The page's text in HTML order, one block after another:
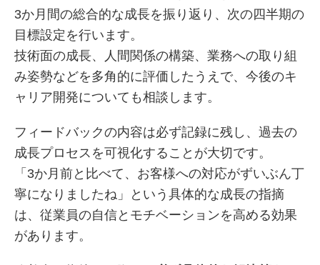
3か月間の総合的な成長を振り返り、次の四半期の
目標設定を行います。
技術面の成長、人間関係の構築、業務への取り組
み姿勢などを多角的に評価したうえで、今後のキ
ャリア開発についても相談します。
フィードバックの内容は必ず記録に残し、過去の
成長プロセスを可視化することが大切です。
「3か月前と比べて、お客様への対応がずいぶん丁
寧になりましたね」という具体的な成長の指摘
は、従業員の自信とモチベーションを高める効果
があります。